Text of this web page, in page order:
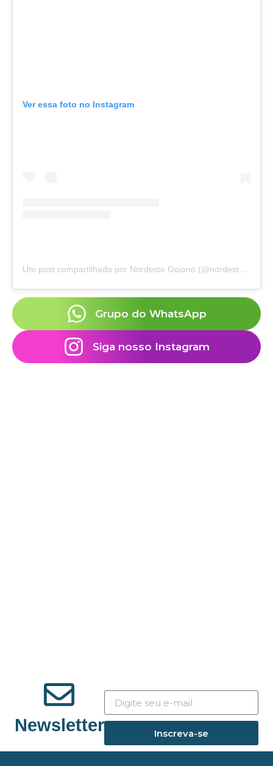
Ver essa foto no Instagram
Grupo do WhatsApp
Siga nosso Instagram
Newsletter Inscreva-se